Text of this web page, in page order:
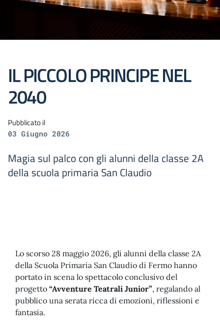
IL PICCOLO PRINCIPE NEL
2040
Pubblicato il
03 Giugno 2026
Magia sul palco con gli alunni della classe 2A
della scuola primaria San Claudio
Lo scorso 28 maggio 2026, gli alunni della classe 2A
della Scuola Primaria San Claudio di Fermo hanno
portato in scena lo spettacolo conclusivo del
progetto “Avventure Teatrali Junior”, regalando al
pubblico una serata ricca di emozioni, riflessioni e
fantasia.